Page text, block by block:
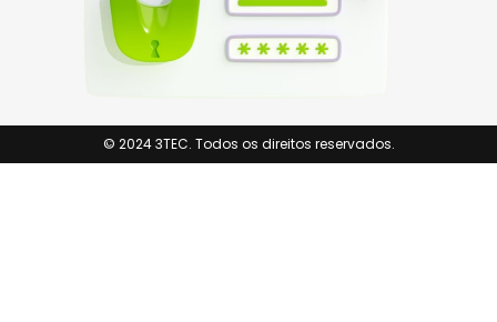
© 2024 3TEC. Todos os direitos reservados.